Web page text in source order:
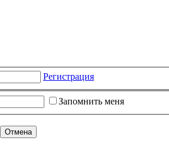
Регистрация
Запомнить меня
Отмена